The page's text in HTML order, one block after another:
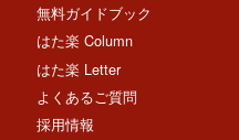
無料ガイドブック
はた楽 Column
はた楽 Letter
よくあるご質問
採用情報